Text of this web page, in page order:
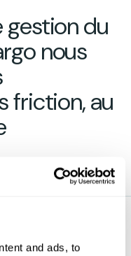
and ads, to
gestion du
nous
friction, au
une question se
se passe-t-il